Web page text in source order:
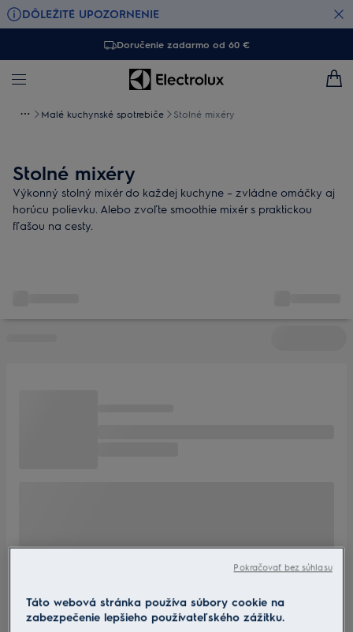
DÔLEŽITÉ UPOZORNENIE
Doručenie zadarmo od 60 €
Malé kuchynské spotrebiče Stolné mixéry
Stolné mixéry
Výkonný stolný mixér do každej kuchyne – zvládne omáčky aj
horúcu polievku. Alebo zvoľte smoothie mixér s praktickou
fľašou na cesty.
Táto webová stránka používa súbory cookie na
zabezpečenie lepšieho používateľského zážitku.
Pokračovať bez súhlasu